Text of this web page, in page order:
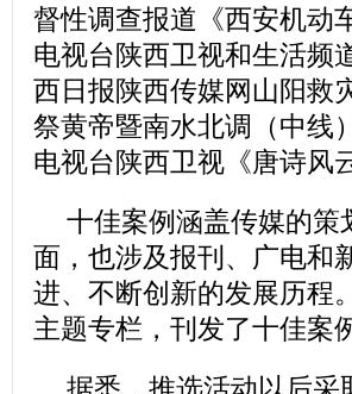
督性调查报道《西安机动
电视台陕西卫视和生活频
西日报陕西传媒网山阳救
祭黄帝暨南水北调（中线
电视台陕西卫视《唐诗风
十佳案例涵盖传媒的策
面，也涉及报刊、广电和
进、不断创新的发展历程
主题专栏，刊发了十佳案